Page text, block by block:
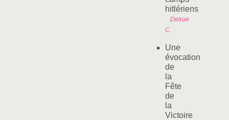
hitlériens
Delrue
C.
Une
évocation
de
la
Fête
de
la
Victoire